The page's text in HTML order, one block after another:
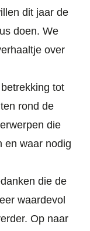
dit jaar de
doen. We
over
tot
rond de
die
en waar nodig
die de
waardevol
Op naar